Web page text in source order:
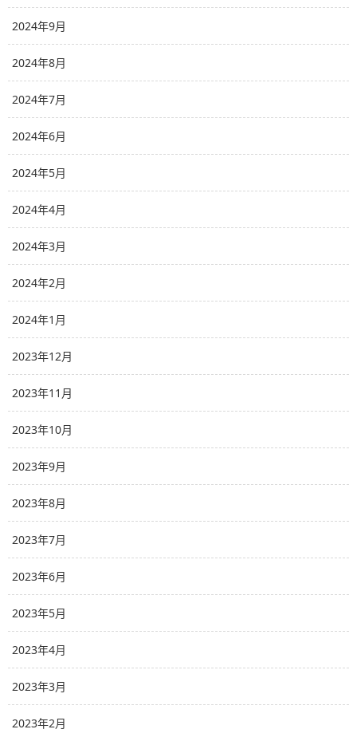
2024年9月
2024年8月
2024年7月
2024年6月
2024年5月
2024年4月
2024年3月
2024年2月
2024年1月
2023年12月
2023年11月
2023年10月
2023年9月
2023年8月
2023年7月
2023年6月
2023年5月
2023年4月
2023年3月
2023年2月